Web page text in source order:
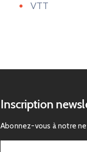
VTT
Inscription
Abonnez-vous à notre